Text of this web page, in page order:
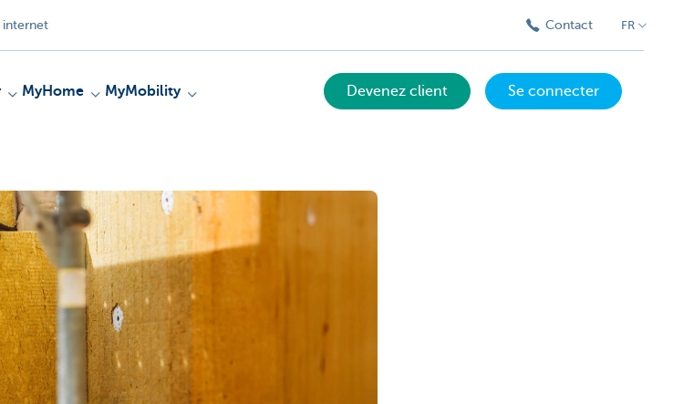
internet Contact FR
MyHome MyMobility Devenez client Se connecter